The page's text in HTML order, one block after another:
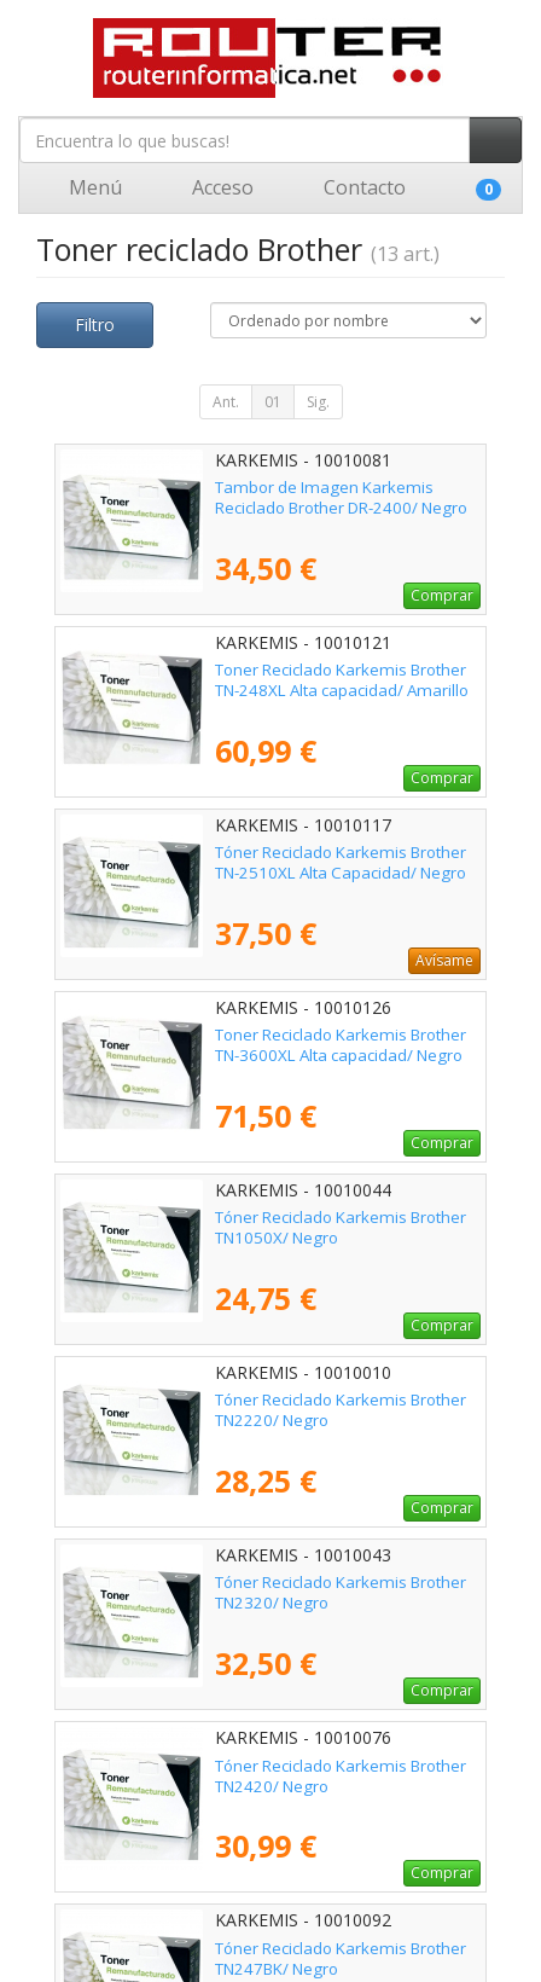
Menú Acceso Contacto 0
Toner reciclado Brother (13 art.)
Filtro
Ant. 01 Sig.
KARKEMIS - 10010081
Tambor de Imagen Karkemis
Reciclado Brother DR-2400/ Negro
34,50 €
Comprar
KARKEMIS - 10010121
Toner Reciclado Karkemis Brother
TN-248XL Alta capacidad/ Amarillo
60,99 €
Comprar
KARKEMIS - 10010117
Tóner Reciclado Karkemis Brother
TN-2510XL Alta Capacidad/ Negro
37,50 €
Avísame
KARKEMIS - 10010126
Toner Reciclado Karkemis Brother
TN-3600XL Alta capacidad/ Negro
71,50 €
Comprar
KARKEMIS - 10010044
Tóner Reciclado Karkemis Brother
TN1050X/ Negro
24,75 €
Comprar
KARKEMIS - 10010010
Tóner Reciclado Karkemis Brother
TN2220/ Negro
28,25 €
Comprar
KARKEMIS - 10010043
Tóner Reciclado Karkemis Brother
TN2320/ Negro
32,50 €
Comprar
KARKEMIS - 10010076
Tóner Reciclado Karkemis Brother
TN2420/ Negro
30,99 €
Comprar
KARKEMIS - 10010092
Tóner Reciclado Karkemis Brother
TN247BK/ Negro